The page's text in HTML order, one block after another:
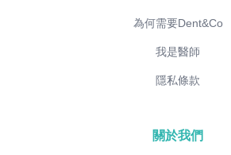
為何需要Dent&Co
我是醫師
隱私條款
關於我們